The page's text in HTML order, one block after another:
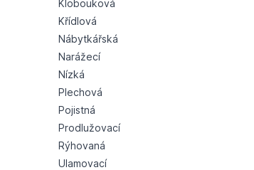
Klobouková
Křídlová
Nábytkářská
Narážecí
Nízká
Plechová
Pojistná
Prodlužovací
Rýhovaná
Ulamovací